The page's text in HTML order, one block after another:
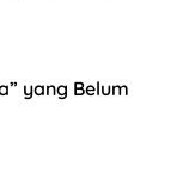
yang Belum